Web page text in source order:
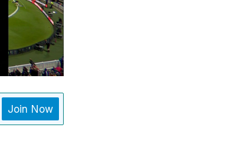
Join Now